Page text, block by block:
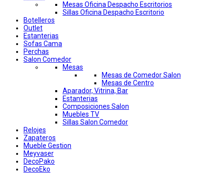
Mesas Oficina Despacho Escritorios
Sillas Oficina Despacho Escritorio
Botelleros
Outlet
Estanterias
Sofas Cama
Perchas
Salon Comedor
Mesas
Mesas de Comedor Salon
Mesas de Centro
Aparador, Vitrina, Bar
Estanterias
Composiciones Salon
Muebles TV
Sillas Salon Comedor
Relojes
Zapateros
Mueble Gestion
Meyvaser
DecoPako
DecoEko